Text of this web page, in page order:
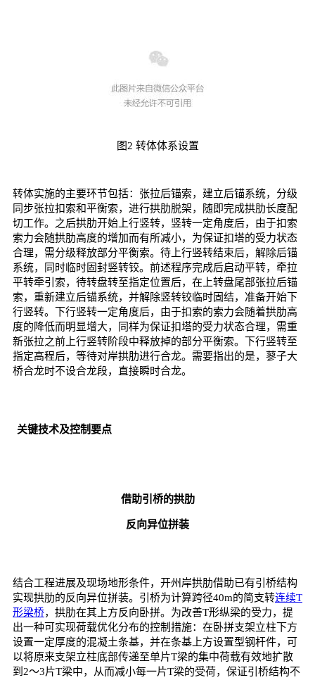
图2 转体体系设置
转体实施的主要环节包括：张拉后锚索，建立后锚系统，分级
同步张拉扣索和平衡索，进行拱肋脱架，随即完成拱肋长度配
切工作。之后拱肋开始上行竖转，竖转一定角度后，由于扣索
索力会随拱肋高度的增加而有所减小，为保证扣塔的受力状态
合理，需分级释放部分平衡索。待上行竖转结束后，解除后锚
系统，同时临时固封竖转铰。前述程序完成后启动平转，牵拉
平转牵引索，待转盘转至指定位置后，在上转盘尾部张拉后锚
索，重新建立后锚系统，并解除竖转铰临时固结，准备开始下
行竖转。下行竖转一定角度后，由于扣索的索力会随着拱肋高
度的降低而明显增大，同样为保证扣塔的受力状态合理，需重
新张拉之前上行竖转阶段中释放掉的部分平衡索。下行竖转至
指定高程后，等待对岸拱肋进行合龙。需要指出的是，蓼子大
桥合龙时不设合龙段，直接瞬时合龙。
关键技术及控制要点
借助引桥的拱肋
反向异位拼装
结合工程进展及现场地形条件，开州岸拱肋借助已有引桥结构
实现拱肋的反向异位拼装。引桥为计算跨径40m的简支转连续T
形梁桥，拱肋在其上方反向卧拼。为改善T形纵梁的受力，提
出一种可实现荷载优化分布的控制措施：在卧拼支架立柱下方
设置一定厚度的混凝土条基，并在条基上方设置型钢杆件，可
以将原来支架立柱底部传递至单片T梁的集中荷载有效地扩散
到2～3片T梁中，从而减小每一片T梁的受荷，保证引桥结构不